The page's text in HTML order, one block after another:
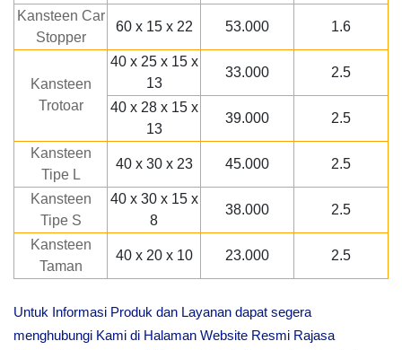
Kansteen Car
Stopper
60 x 15 x 22 53.000 1.6
Kansteen
Trotoar
40 x 25 x 15 x
13
33.000 2.5
40 x 28 x 15 x
13
39.000 2.5
Kansteen
Tipe L
40 x 30 x 23 45.000 2.5
Kansteen
Tipe S
40 x 30 x 15 x
8
38.000 2.5
Kansteen
Taman
40 x 20 x 10 23.000 2.5
Untuk Informasi Produk dan Layanan dapat segera
menghubungi Kami di Halaman Website Resmi Rajasa